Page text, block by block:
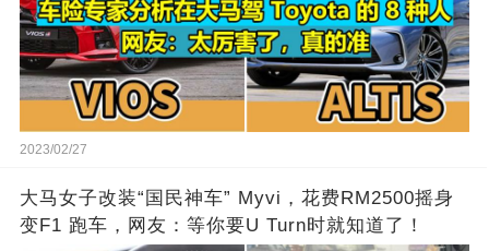
2023/02/27
大马女子改装“国民神车” Myvi，花费RM2500摇身
变F1 跑车，网友：等你要U Turn时就知道了！